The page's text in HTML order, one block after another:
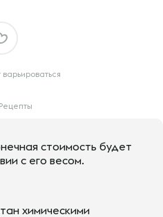
Рецепты
стоимость будет
с его весом.
химическими